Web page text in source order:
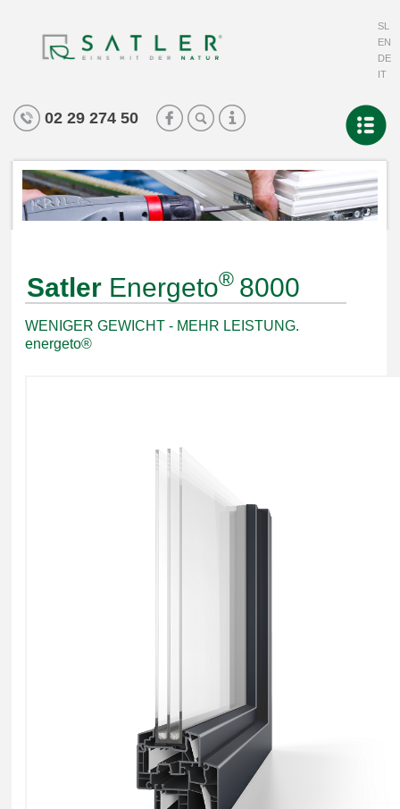
SL
EN
DE
IT
02 29 274 50
Satler Energeto® 8000
WENIGER GEWICHT - MEHR LEISTUNG.
energeto®